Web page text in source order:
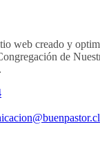
web creado y
de